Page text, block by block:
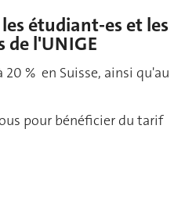
étudiant-es et les
l'UNIGE
% en Suisse, ainsi qu'au
pour bénéficier du tarif